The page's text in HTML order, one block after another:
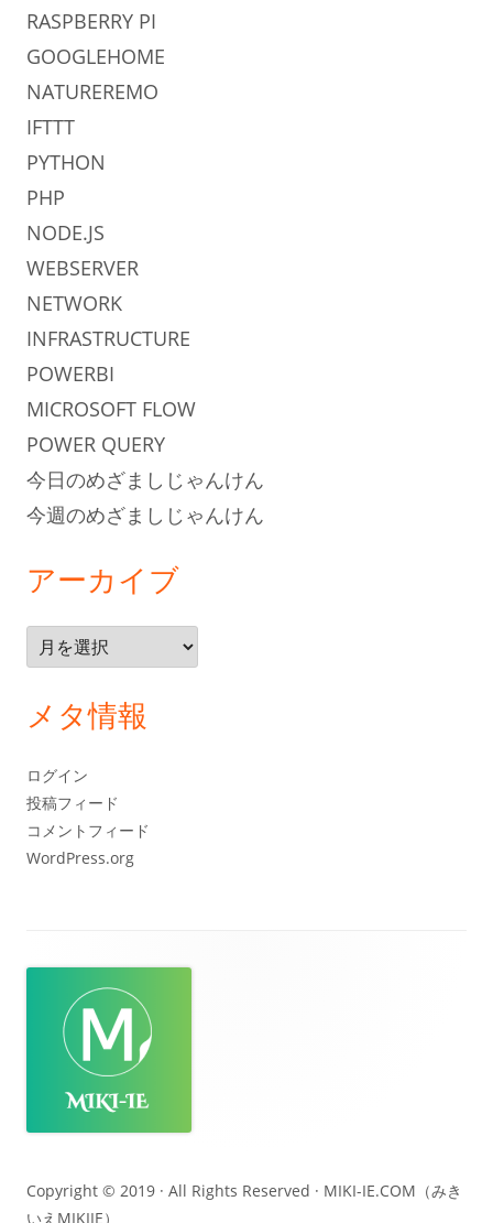
RASPBERRY PI
GOOGLEHOME
NATUREREMO
IFTTT
PYTHON
PHP
NODE.JS
WEBSERVER
NETWORK
INFRASTRUCTURE
POWERBI
MICROSOFT FLOW
POWER QUERY
今日のめざましじゃんけん
今週のめざましじゃんけん
アーカイブ
ー
イ
メタ情報
ログイン
投稿フィード
コメントフィード
WordPress.org
テ
Copyright © 2019 · All Rights Reserved · MIKI-IE.COM（みき
いえMIKIIE）